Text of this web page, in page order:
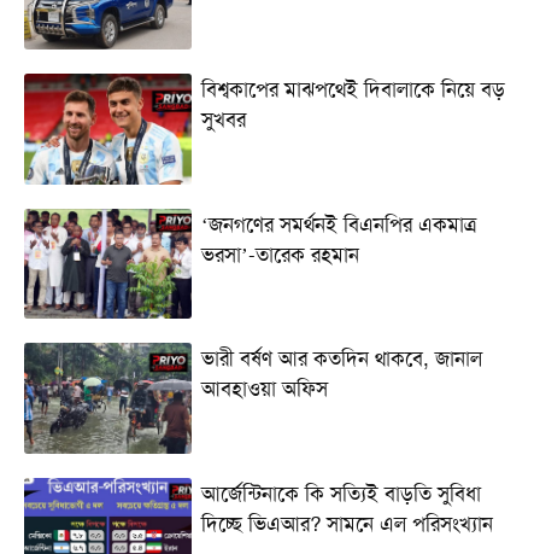
বিশ্বকাপের মাঝপথেই দিবালাকে নিয়ে বড়
সুখবর
‘জনগণের সমর্থনই বিএনপির একমাত্র
ভরসা’-তারেক রহমান
ভারী বর্ষণ আর কতদিন থাকবে, জানাল
আবহাওয়া অফিস
আর্জেন্টিনাকে কি সত্যিই বাড়তি সুবিধা
দিচ্ছে ভিএআর? সামনে এল পরিসংখ্যান